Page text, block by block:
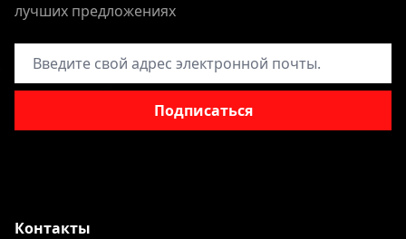
лучших предложениях
Адрес электронной почты
Подписаться
Контакты